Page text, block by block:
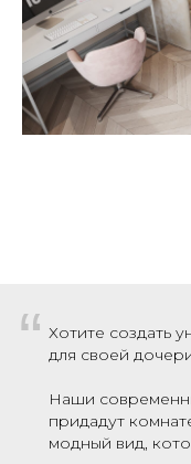
“ Хотите создать
для своей
Наши
придадут
модный вид,